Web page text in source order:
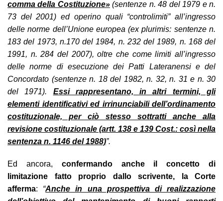
comma della Costituzione»(sentenze n. 48 del 1979 e n.
73 del 2001) ed operino quali “controlimiti” all’ingresso
delle norme dell’Unione europea (ex plurimis: sentenze n.
183 del 1973, n.170 del 1984, n. 232 del 1989, n. 168 del
1991, n. 284 del 2007), oltre che come limiti all’ingresso
delle norme di esecuzione dei Patti Lateranensi e del
Concordato (sentenze n. 18 del 1982, n. 32, n. 31 e n. 30
del 1971). Essi rappresentano, in altri termini, gli
elementi identificativi ed irrinunciabili dell’ordinamento
costituzionale, per ciò stesso sottratti anche alla
revisione costituzionale (artt. 138 e 139 Cost.: così nella
sentenza n. 1146 del 1988)”.
Ed ancora, confermando anche il concetto di
limitazione fatto proprio dallo scrivente, la Corte
afferma: “Anche in una prospettiva di realizzazione